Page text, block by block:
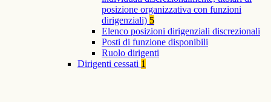
posizione organizzativa con funzioni
dirigenziali) 5
Elenco posizioni dirigenziali discrezionali
Posti di funzione disponibili
Ruolo dirigenti
Dirigenti cessati 1